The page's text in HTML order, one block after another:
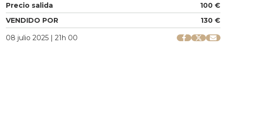
Precio salida
100 €
VENDIDO POR
130 €
08 julio 2025 | 21h 00